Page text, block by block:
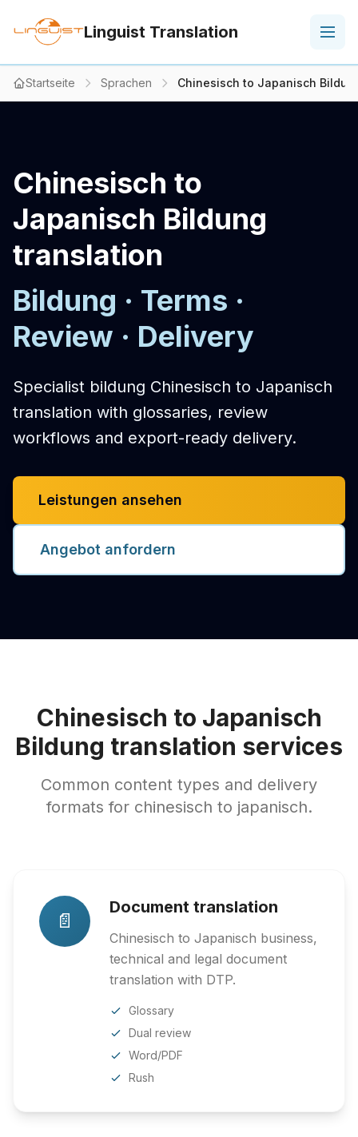
Linguist Translation
Startseite Sprachen Chinesisch to Japanisch
Chinesisch to
Japanisch Bildung
translation
Bildung · Terms ·
Review · Delivery
Specialist bildung Chinesisch to Japanisch
translation with glossaries, review
workflows and export-ready delivery.
Leistungen ansehen
Angebot anfordern
Chinesisch to Japanisch
Bildung translation services
Common content types and delivery
formats for chinesisch to japanisch.
📄
Document translation
Chinesisch to Japanisch business,
technical and legal document
translation with DTP.
Glossary
Dual review
Word/PDF
Rush